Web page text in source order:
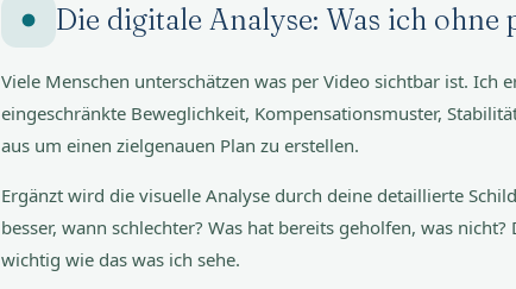
Die digitale Analyse: Was ich
Viele Menschen unterschätzen was per Video sichtbar ist. Ich
eingeschränkte Beweglichkeit, Kompensationsmuster,
aus um einen zielgenauen Plan zu erstellen.
Ergänzt wird die visuelle Analyse durch deine detaillierte
besser, wann schlechter? Was hat bereits geholfen, was
wichtig wie das was ich sehe.